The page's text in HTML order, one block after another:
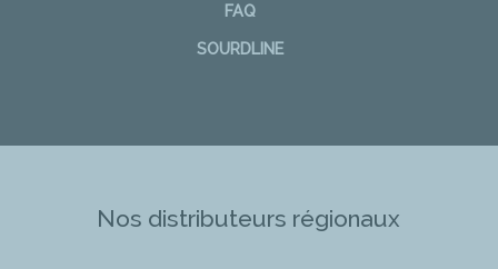
FAQ
SOURDLINE
Nos distributeurs régionaux